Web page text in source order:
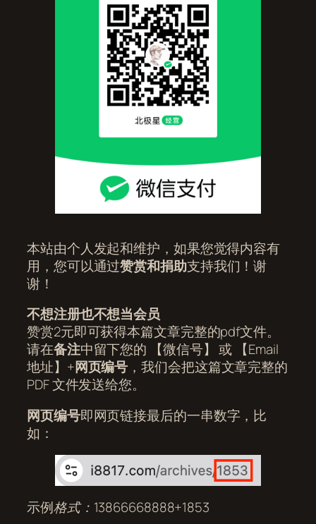
本站由个人发起和维护，如果您觉得内容有
用，您可以通过赞赏和捐助支持我们！谢
谢！
不想注册也不想当会员
赞赏2元即可获得本篇文章完整的pdf文件。
请在备注中留下您的 【微信号】 或 【Email
地址】+网页编号 ，我们会把这篇文章完整的
PDF 文件发送给您。
网页编号即网页链接最后的一串数字，比
如：
示例格式：13866668888+1853